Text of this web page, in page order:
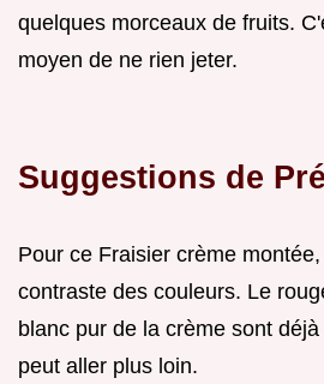
quelques morceaux de fruits.
moyen de ne rien jeter.
Suggestions de
Pour ce Fraisier crème
contraste des couleurs. Le
blanc pur de la crème sont
peut aller plus loin.